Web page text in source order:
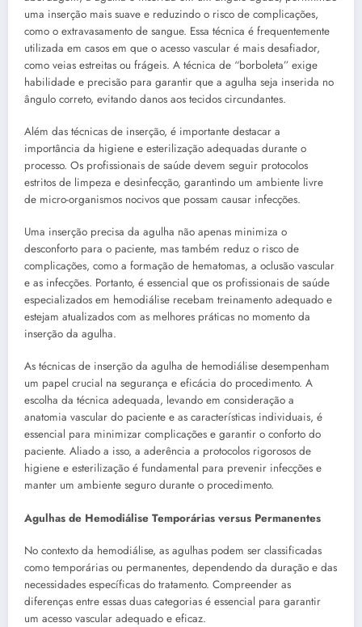
uma inserção mais suave e reduzindo o risco de complicações,
como o extravasamento de sangue. Essa técnica é frequentemente
utilizada em casos em que o acesso vascular é mais desafiador,
como veias estreitas ou frágeis. A técnica de “borboleta” exige
habilidade e precisão para garantir que a agulha seja inserida no
ângulo correto, evitando danos aos tecidos circundantes.
Além das técnicas de inserção, é importante destacar a
importância da higiene e esterilização adequadas durante o
processo. Os profissionais de saúde devem seguir protocolos
estritos de limpeza e desinfecção, garantindo um ambiente livre
de micro-organismos nocivos que possam causar infecções.
Uma inserção precisa da agulha não apenas minimiza o
desconforto para o paciente, mas também reduz o risco de
complicações, como a formação de hematomas, a oclusão vascular
e as infecções. Portanto, é essencial que os profissionais de saúde
especializados em hemodiálise recebam treinamento adequado e
estejam atualizados com as melhores práticas no momento da
inserção da agulha.
As técnicas de inserção da agulha de hemodiálise desempenham
um papel crucial na segurança e eficácia do procedimento. A
escolha da técnica adequada, levando em consideração a
anatomia vascular do paciente e as características individuais, é
essencial para minimizar complicações e garantir o conforto do
paciente. Aliado a isso, a aderência a protocolos rigorosos de
higiene e esterilização é fundamental para prevenir infecções e
manter um ambiente seguro durante o procedimento.
Agulhas de Hemodiálise Temporárias versus Permanentes
No contexto da hemodiálise, as agulhas podem ser classificadas
como temporárias ou permanentes, dependendo da duração e das
necessidades específicas do tratamento. Compreender as
diferenças entre essas duas categorias é essencial para garantir
um acesso vascular adequado e eficaz.